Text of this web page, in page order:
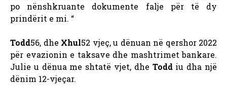
po nënshkruante dokumente falje për të dy
prindërit e mi. “
Todd56, dhe Xhul52 vjeç, u dënuan në qershor 2022
për evazionin e taksave dhe mashtrimet bankare.
Julie u dënua me shtatë vjet, dhe Toddiu dha një
dënim 12-vjeçar.